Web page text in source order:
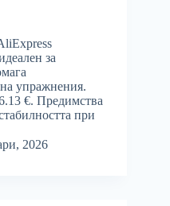
за
на упражнения.
€. Предимства
при
2026